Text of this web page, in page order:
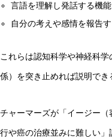
AIやロボットに
言語を理解し発話する機能
自分の考えや感情を報告
これらは認知科学や神経科
係）を突き止めれば説明でき
チャーマーズが「イージー
行や癌の治療並みに難しい